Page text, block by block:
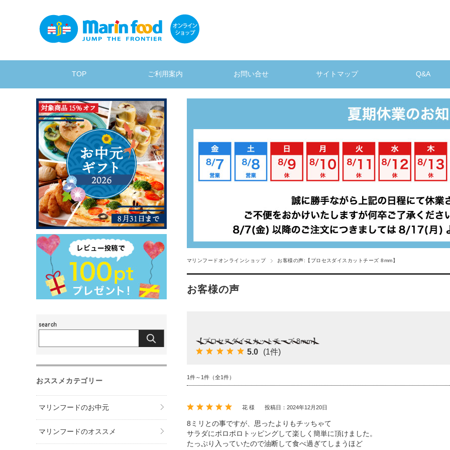
TOP ご利用案内 お問い合せ サイトマップ Q&A
マリンフードオンラインショップ お客様の声:【プロセスダイスカットチーズ 8mm】
お客様の声
【プロセスダイスカットチーズ 8mm】
5.0 (1件)
1件～1件（全1件）
花 様 投稿日：2024年12月20日
8ミリとの事ですが、思ったよりもチッちゃて
サラダにポロポロトッピングして楽しく簡単に頂けました。
たっぷり入っていたので油断して食べ過ぎてしまうほど
おススメカテゴリー
マリンフードのお中元
マリンフードのオススメ